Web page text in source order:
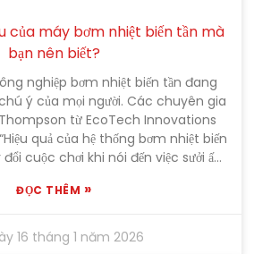
của máy bơm nhiệt biến tần mà
bạn nên biết?
nghiệp bơm nhiệt biến tần đang
ý của mọi người. Các chuyên gia
từ EcoTech Innovations
quả của hệ thống bơm nhiệt biến
cuộc chơi khi nói đến việc sưởi ấm
ích, một số trong đó bạn thậm chí
hoạt động bằng cách điều chỉnh
ĐỌC THÊM »
16 tháng 1 năm 2026